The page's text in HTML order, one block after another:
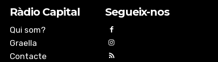
Ràdio Capital
Qui som?
Graella
Contacte
Segueix-nos